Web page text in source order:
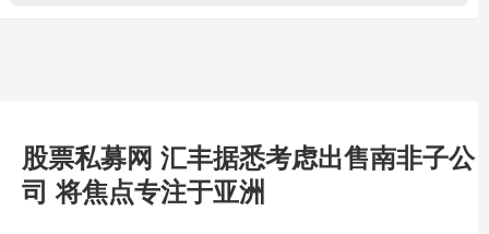
股票私募网 汇丰据悉考虑出售南非子公
司 将焦点专注于亚洲